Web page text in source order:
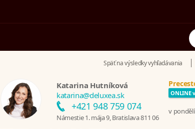
Späť na výsledky vyhľadávania
Katarina Hutníková
katarina@deluxea.sk
+421 948 759 074
Námestie 1. mája 9, Bratislava 811 06
ONLINE
v pondělí